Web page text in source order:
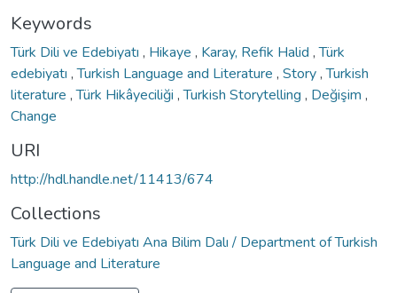
Keywords
Türk Dili ve Edebiyatı , Hikaye , Karay, Refik Halid ,Türk
edebiyatı ,Turkish Language and Literature , Story,Turkish
literature ,Türk Hikâyeciliği ,Turkish Storytelling , Değişim ,
Change
URI
http://hdl.handle.net/11413/674
Collections
Türk Dili ve Edebiyatı Ana Bilim Dalı / Department of Turkish
Language and Literature